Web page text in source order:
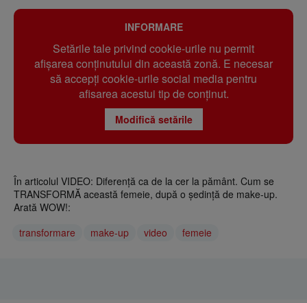
INFORMARE
Setările tale privind cookie-urile nu permit
afișarea conținutului din această zonă. E necesar
să accepți cookie-urile social media pentru
afisarea acestui tip de conținut.
Modifică setările
În articolul VIDEO: Diferență ca de la cer la pământ. Cum se
TRANSFORMĂ această femeie, după o ședință de make-up.
Arată WOW!:
transformare
make-up video femeie